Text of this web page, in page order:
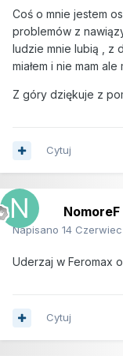
Coś o mnie jestem
problemów z
ludzie mnie lubią , z
miałem i nie mam
Z góry dziękuje z
Cytuj
NomoreF
Napisano 14 Czerwiec
Uderzaj w Feromax
Cytuj